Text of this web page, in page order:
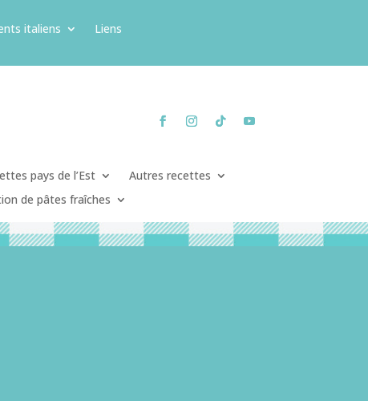
italiens Liens
pays de l’Est
Autres recettes
de pâtes fraîches